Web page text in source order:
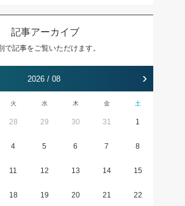
記事アーカイブ
で記事をご覧いただけます。
2026 / 08 ›
火 水 木 金 土
28 29 30 31 1
4 5 6 7 8
11 12 13 14 15
18 19 20 21 22